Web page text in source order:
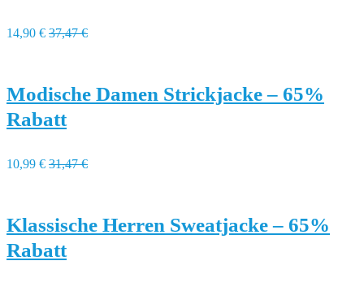
14,90 € 37,47 €
Modische Damen Strickjacke – 65%
Rabatt
10,99 € 31,47 €
Klassische Herren Sweatjacke – 65%
Rabatt